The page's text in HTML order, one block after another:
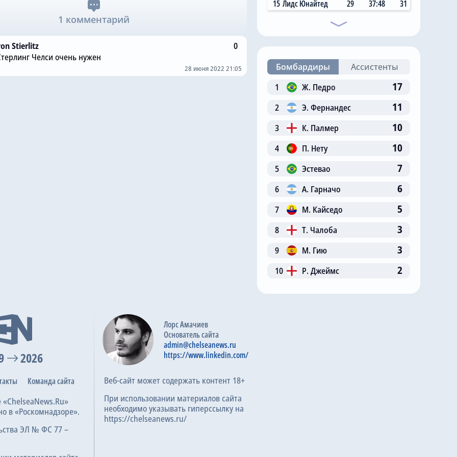
1 комментарий
Stierlitz
0
Челси очень нужен
28 июня 2022 21:05
15 Лидс Юнайтед 29 37:48 31
Бомбардиры
Ассистенты
1
Ж. Педро 17
2 Э. Фернандес 11
3 К. Палмер 10
4 П. Нету 10
5 Эстевао 7
6 А. Гарначо 6
7 М. Кайседо 5
8 Т. Чалоба 3
9 М. Гию 3
10 Р. Джеймс 2
2026
Команда сайта
в «Роскомнадзоре».
ЭЛ № ФС 77 –
Лорс Амачиев
Основатель сайта
admin@chelseanews.ru
https://www.linkedin.com/
Веб-сайт может содержать контент 18+
При использовании материалов сайта
необходимо указывать гиперссылку на
https://chelseanews.ru/